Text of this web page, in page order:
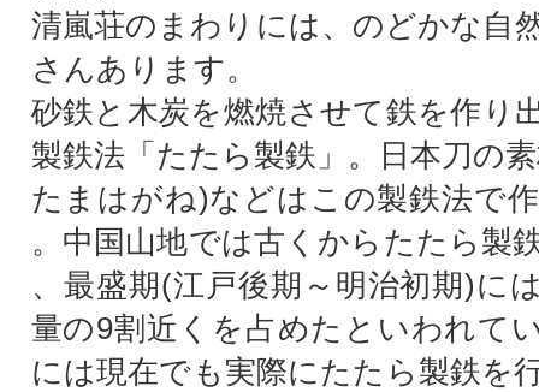
清嵐荘のまわりには、のどかな自
さんあります。
砂鉄と木炭を燃焼させて鉄を作り
製鉄法「たたら製鉄」。日本刀の
たまはがね)などはこの製鉄法で
。中国山地では古くからたたら製
、最盛期(江戸後期～明治初期)に
量の9割近くを占めたといわれて
には現在でも実際にたたら製鉄を